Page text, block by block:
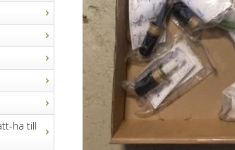
ha till